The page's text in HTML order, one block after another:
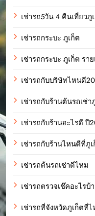
เช่ารถ5วัน 4 คืนเที่ยวภู
เช่ารถกระบะ ภูเก็ต
เช่ารถกระบะ ภูเก็ต รา
เช่ารถกับบริษัทไหนดี
เช่ารถกับร้านต้นรถเช่
เช่ารถกับร้านอะไรดี ปี
เช่ารถกับร้านไหนดีที่ภู
เช่ารถต้นรถเช่าดีไหม
เช่ารถตรวจเช๊คอะไรบ้
เช่ารถที่จังหวัดภูเก็ตที่